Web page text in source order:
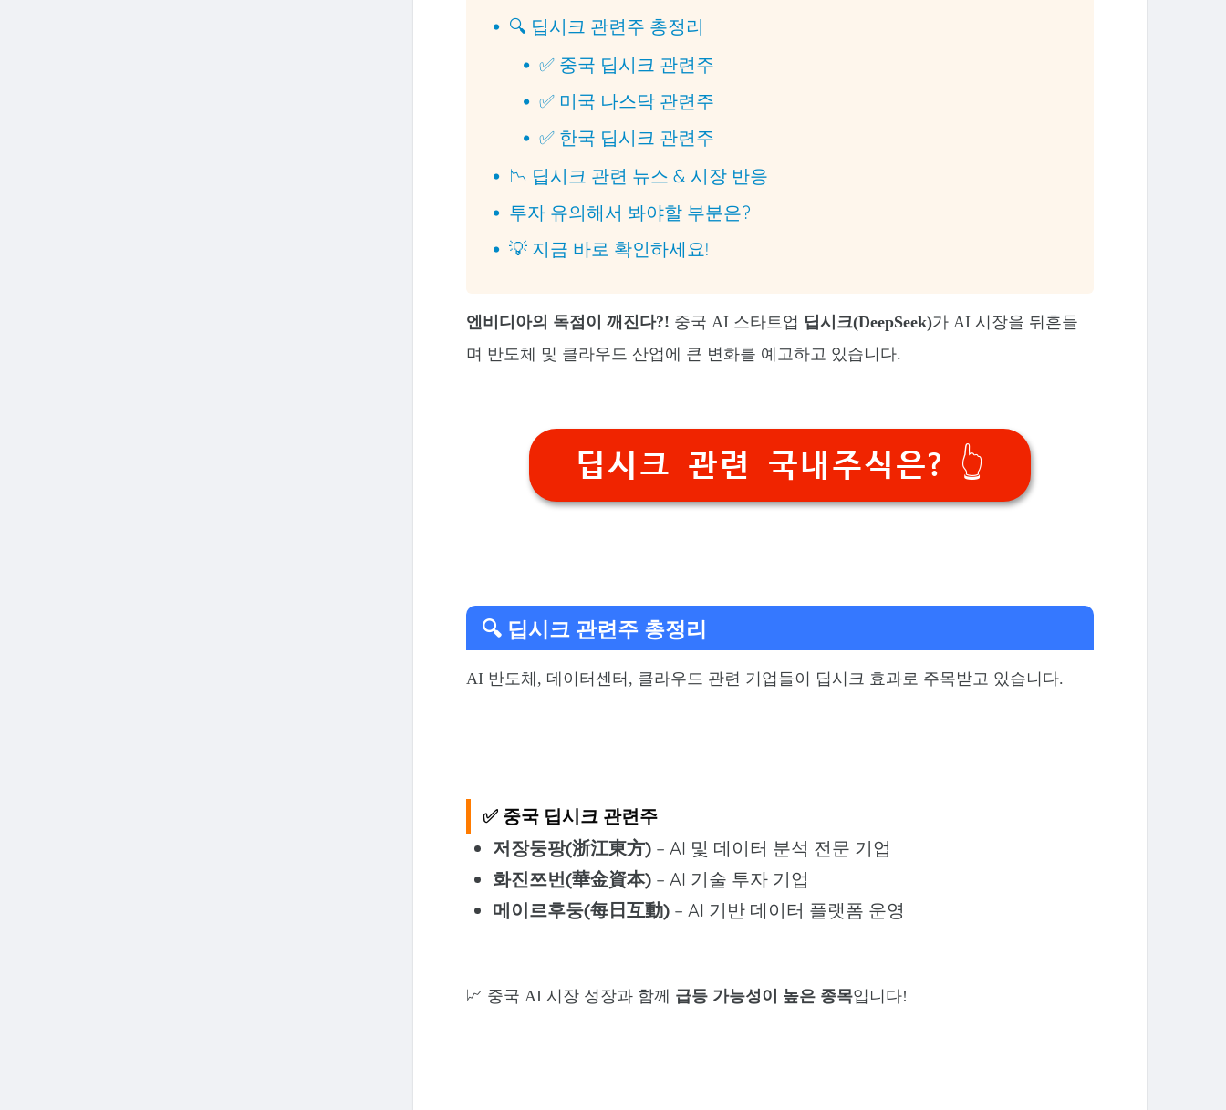
🔍 딥시크 관련주 총정리
✅ 중국 딥시크 관련주
✅ 미국 나스닥 관련주
✅ 한국 딥시크 관련주
📉 딥시크 관련 뉴스 & 시장 반응
투자 유의해서 봐야할 부분은?
💡 지금 바로 확인하세요!
엔비디아의 독점이 깨진다?! 중국 AI 스타트업 딥시크(DeepSeek)가 AI 시장을 뒤흔들
며 반도체 및 클라우드 산업에 큰 변화를 예고하고 있습니다.
딥시크 관련 국내주식은? 👆
🔍 딥시크 관련주 총정리
AI 반도체, 데이터센터, 클라우드 관련 기업들이 딥시크 효과로 주목받고 있습니다.
✅ 중국 딥시크 관련주
저장둥팡(浙江東方) – AI 및 데이터 분석 전문 기업
화진쯔번(華金資本) – AI 기술 투자 기업
메이르후둥(每日互動) – AI 기반 데이터 플랫폼 운영
📈 중국 AI 시장 성장과 함께 급등 가능성이 높은 종목입니다!